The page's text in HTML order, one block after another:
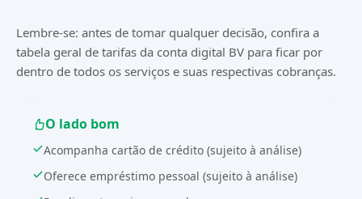
Lembre-se: antes de tomar qualquer decisão, confira a
tabela geral de tarifas da conta digital BV para ficar por
dentro de todos os serviços e suas respectivas cobranças.
O lado bom
Acompanha cartão de crédito (sujeito à análise)
Oferece empréstimo pessoal (sujeito à análise)